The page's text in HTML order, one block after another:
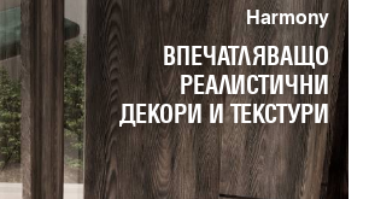
Harmony
ВПЕЧАТЛЯВАЩО
РЕАЛИСТИЧНИ
ДЕКОРИ И ТЕКСТУРИ